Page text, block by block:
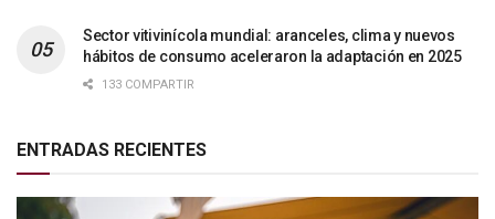
Sector vitivinícola mundial: aranceles, clima y nuevos
hábitos de consumo aceleraron la adaptación en 2025
133 COMPARTIR
ENTRADAS RECIENTES